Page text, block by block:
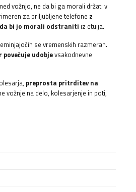
vožnjo, ne da bi ga morali držati v
za priljubljene telefone z
bi jo morali odstraniti iz etuija.
se vremenskih razmerah.
povečuje udobjevsakodnevne
preprosta pritrditev na
vožnje na delo, kolesarjenje in poti,